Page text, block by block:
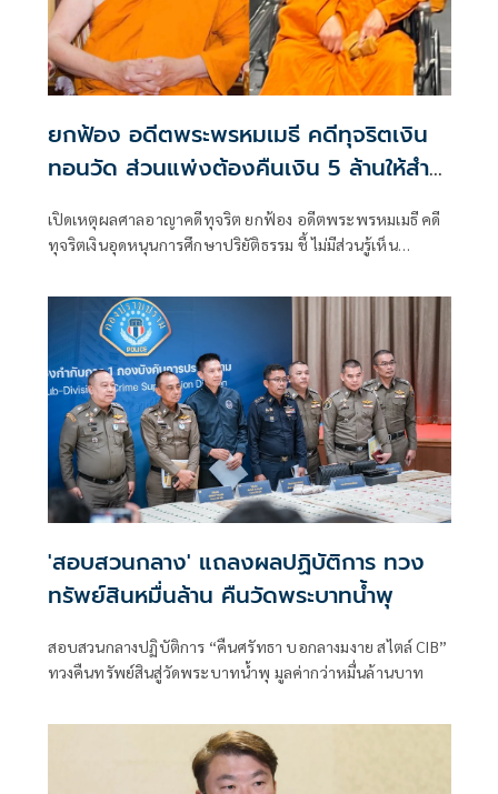
ยกฟ้อง อดีตพระพรหมเมธี คดีทุจริตเงิน
ทอนวัด ส่วนแพ่งต้องคืนเงิน 5 ล้านให้สำ
เปิดเหตุผลศาลอาญาคดีทุจริต ยกฟ้อง อดีตพระพรหมเมธี คดี
ทุจริตเงินอุดหนุนการศึกษาปริยัติธรรม ชี้ ไม่มีส่วนรู้เห็น
ชดใช้ส่วนเเพ่งสั่งคืนเงิน 5 ล้าน
'สอบสวนกลาง' แถลงผลปฏิบัติการ ทวง
ทรัพย์สินหมื่นล้าน คืนวัดพระบาทน้ำพุ
สอบสวนกลางปฏิบัติการ “คืนศรัทธา บอกลางมงาย สไตล์ CIB”
ทวงคืนทรัพย์สินสู่วัดพระบาทน้ำพุ มูลค่ากว่าหมื่นล้านบาท